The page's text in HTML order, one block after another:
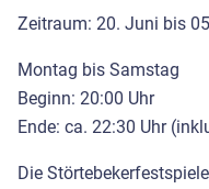
Zeitraum: 20. Juni bis
Montag bis Samstag
Beginn: 20:00 Uhr
Ende: ca. 22:30 Uhr
Die